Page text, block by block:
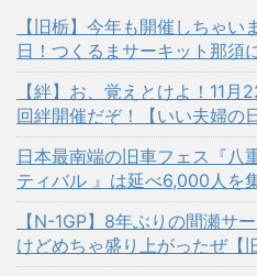
【旧栃】今年も開催しちゃ
日！つくるまサーキット那須
【絆】お、覚えとけよ！11
回絆開催だぞ！【いい夫婦の日
日本最南端の旧車フェス『八
ティバル 』は延べ6,000人を
【N-1GP】8年ぶりの間瀬サ
けどめちゃ盛り上がったぜ【